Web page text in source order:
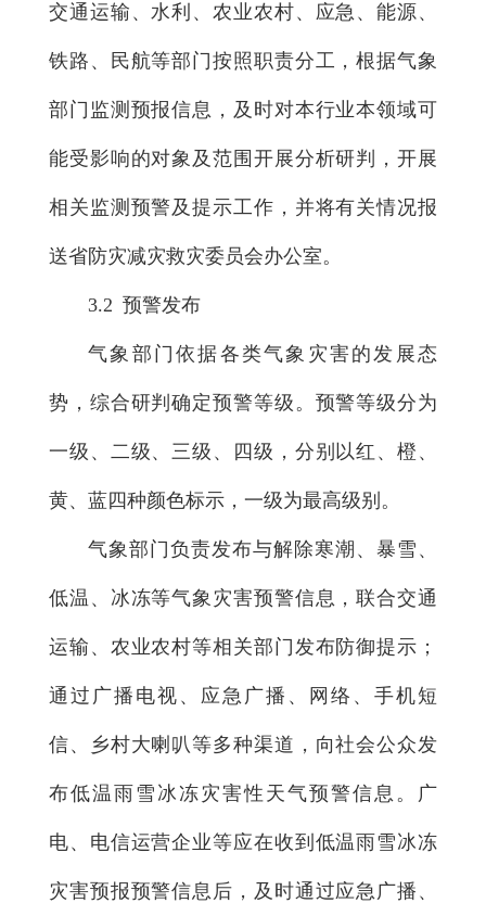
交通运输、水利、农业农村、应急、能源、
铁路、民航等部门按照职责分工，根据气象
部门监测预报信息，及时对本行业本领域可
能受影响的对象及范围开展分析研判，开展
相关监测预警及提示工作，并将有关情况报
送省防灾减灾救灾委员会办公室。
3.2 预警发布
气象部门依据各类气象灾害的发展态
势，综合研判确定预警等级。预警等级分为
一级、二级、三级、四级，分别以红、橙、
黄、蓝四种颜色标示，一级为最高级别。
气象部门负责发布与解除寒潮、暴雪、
低温、冰冻等气象灾害预警信息，联合交通
运输、农业农村等相关部门发布防御提示；
通过广播电视、应急广播、网络、手机短
信、乡村大喇叭等多种渠道，向社会公众发
布低温雨雪冰冻灾害性天气预警信息。广
电、电信运营企业等应在收到低温雨雪冰冻
灾害预报预警信息后，及时通过应急广播、